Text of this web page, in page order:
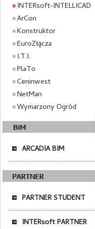
INTERsoft-INTELLICAD
ArCon
Konstruktor
EuroZłącza
I.T.I.
PlaTo
Ceninwest
NetMan
Wymarzony Ogród
ARCADIA BIM
PARTNER STUDENT
INTERsoft PARTNER